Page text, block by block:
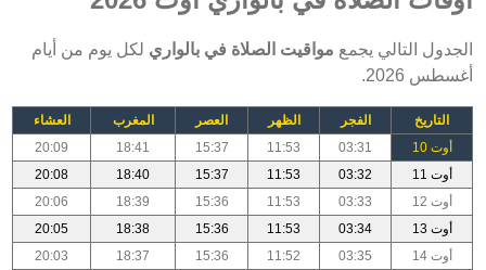
الجدول التالي يجمع مواقيت الصلاة في بالواري لكل يوم من أيام
أغسطس 2026.
التاريخ الفجر الظهر العصر المغرب
العشاء
أوت 10
03:31
11:53
15:37
18:41
20:09
أوت 11
03:32
11:53
15:37
18:40
20:08
أوت 12
03:33
11:53
15:36
18:39
20:06
أوت 13
03:34
11:53
15:36
18:38
20:05
أوت 14
03:35
11:52
15:36
18:37
20:03